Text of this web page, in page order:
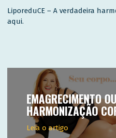
LiporeduCE – A verdadeira
aqui.
EMAGRECIMENTO
HARMONIZAÇÃO
Leia o artigo